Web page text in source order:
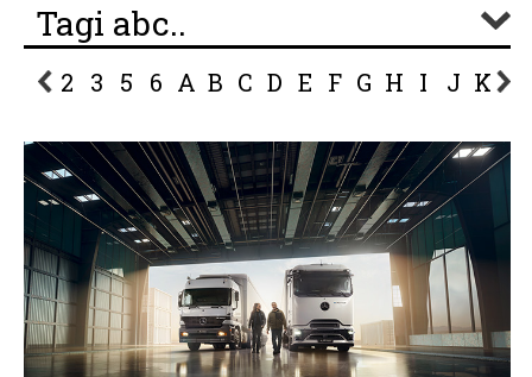
Tagi abc..
2 3 5 6 A B C D E F G H I J K L